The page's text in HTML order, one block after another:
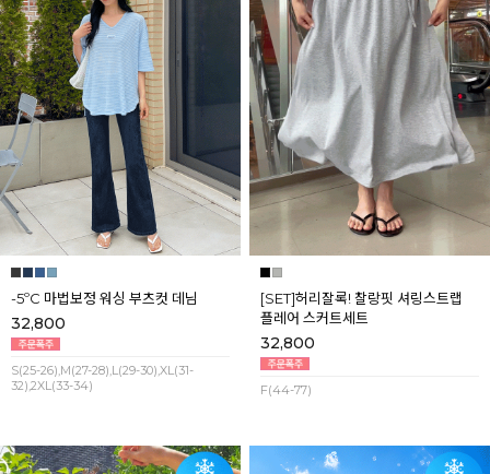
-5ºC 마법보정 워싱 부츠컷 데님
32,800
S(25-26),M(27-28),L(29-30),XL(31-
32),2XL(33-34)
[SET]허리잘록! 찰랑핏 셔링스트랩
플레어 스커트세트
32,800
F(44-77)